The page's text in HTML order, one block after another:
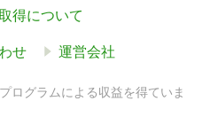
得について
せ 運営会社
ログラムによる収益を得ていま